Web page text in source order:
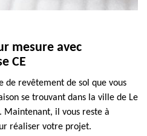
mesure avec
CE
de revêtement de sol que vous
se trouvant dans la ville de Le
Maintenant, il vous reste à
réaliser votre projet.